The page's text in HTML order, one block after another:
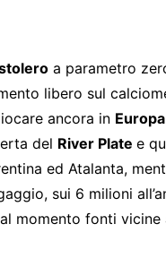
a parametro
libero sul
ancora in Europa
del River Plate e
ed Atalanta,
sui 6 milioni
momento fonti